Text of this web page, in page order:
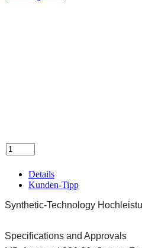
Details
Kunden-Tipp
Synthetic-Technology
Specifications and Approvals